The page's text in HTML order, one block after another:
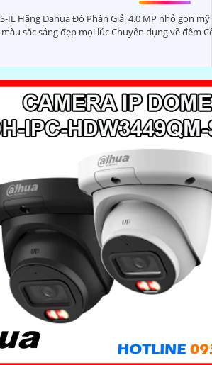
IL Hãng Dahua Độ Phân Giải 4.0 MP nhỏ gọn
sắc sáng đẹp mọi lúc Chuyên dụng về đêm